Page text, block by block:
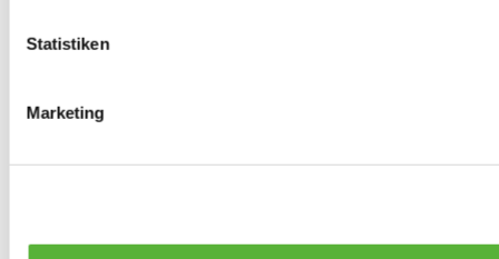
Statistiken
Marketing